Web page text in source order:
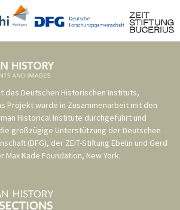
des Deutschen Historischen Instituts,
Projekt wurde in Zusammenarbeit mit den
Historical Institute durchgeführt und
großzügige Unterstützung der Deutschen
(DFG), der ZEIT-Stiftung Ebelin und Gerd
Max Kade Foundation, New York.